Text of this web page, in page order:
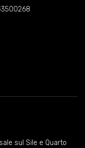
sul Sile e Quarto